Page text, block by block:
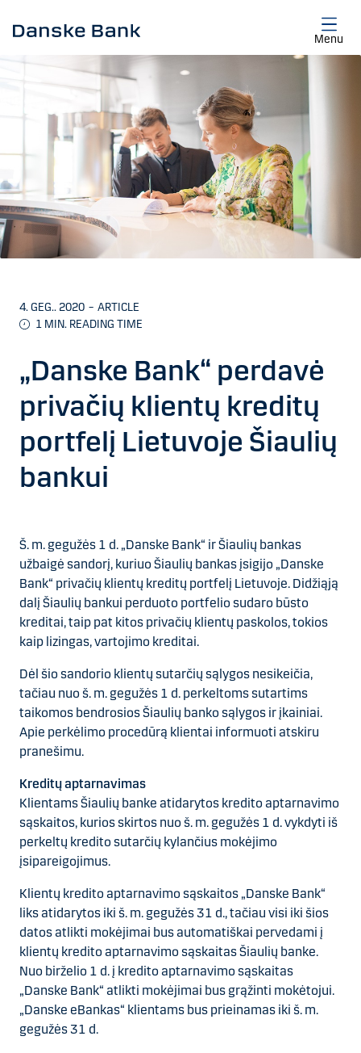
Menu
4. GEG.. 2020 – ARTICLE
1 MIN. READING TIME
„Danske Bank“ perdavė
privačių klientų kreditų
portfelį Lietuvoje Šiaulių
bankui
Š. m. gegužės 1 d. „Danske Bank“ ir Šiaulių bankas
užbaigė sandorį, kuriuo Šiaulių bankas įsigijo „Danske
Bank“ privačių klientų kreditų portfelį Lietuvoje. Didžiąją
dalį Šiaulių bankui perduoto portfelio sudaro būsto
kreditai, taip pat kitos privačių klientų paskolos, tokios
kaip lizingas, vartojimo kreditai.
Dėl šio sandorio klientų sutarčių sąlygos nesikeičia,
tačiau nuo š. m. gegužės 1 d. perkeltoms sutartims
taikomos bendrosios Šiaulių banko sąlygos ir įkainiai.
Apie perkėlimo procedūrą klientai informuoti atskiru
pranešimu.
Kreditų aptarnavimas
Klientams Šiaulių banke atidarytos kredito aptarnavimo
sąskaitos, kurios skirtos nuo š. m. gegužės 1 d. vykdyti iš
perkeltų kredito sutarčių kylančius mokėjimo
įsipareigojimus.
Klientų kredito aptarnavimo sąskaitos „Danske Bank“
liks atidarytos iki š. m. gegužės 31 d., tačiau visi iki šios
datos atlikti mokėjimai bus automatiškai pervedami į
klientų kredito aptarnavimo sąskaitas Šiaulių banke.
Nuo birželio 1 d. į kredito aptarnavimo sąskaitas
„Danske Bank“ atlikti mokėjimai bus grąžinti mokėtojui.
„Danske eBankas“ klientams bus prieinamas iki š. m.
gegužės 31 d.